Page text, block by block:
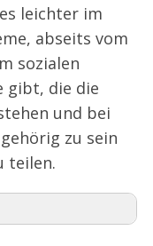
leichter im
abseits vom
sozialen
gibt, die die
und bei
zu sein
teilen.